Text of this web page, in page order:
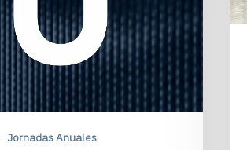
Jornadas Anuales